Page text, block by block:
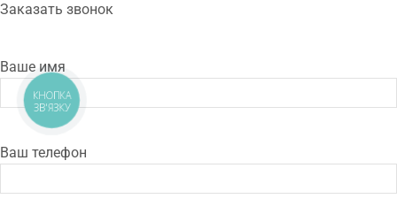
Заказать звонок
Ваше имя
Ваш телефон
КНОПКА
ЗВ'ЯЗКУ